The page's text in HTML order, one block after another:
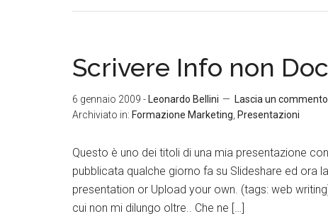
Scrivere Info non
6 gennaio 2009 - Leonardo Bellini
Lascia un commento
Archiviato in: Formazione Marketing Presentazioni
Questo è uno dei titoli di una mia presentazione
pubblicata qualche giorno fa su Slideshare ed ora
presentation or Upload your own. (tags: web
cui non mi dilungo oltre.. Che ne […]